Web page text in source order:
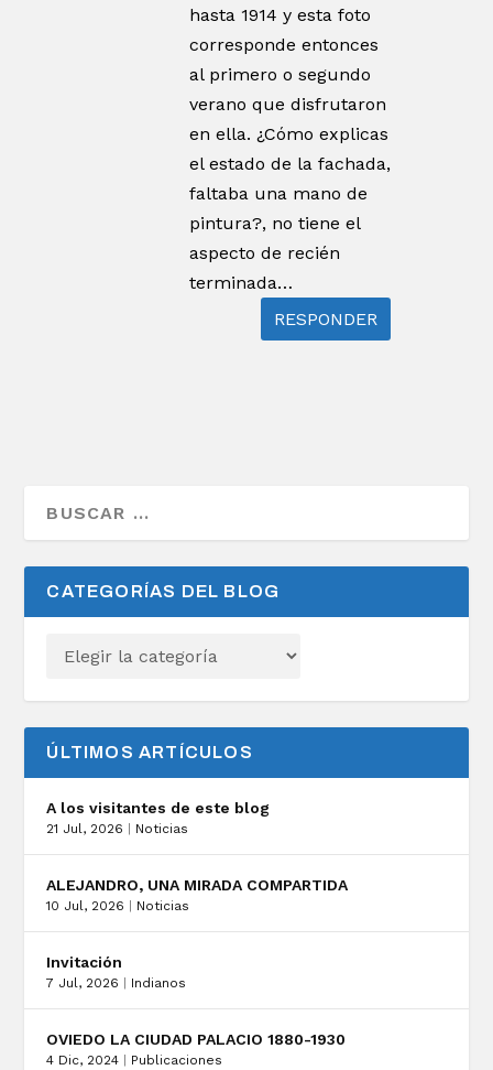
hasta 1914 y esta foto
corresponde entonces
al primero o segundo
verano que disfrutaron
en ella. ¿Cómo explicas
el estado de la fachada,
faltaba una mano de
pintura?, no tiene el
aspecto de recién
terminada…
RESPONDER
CATEGORÍAS DEL BLOG
ÚLTIMOS ARTÍCULOS
A los visitantes de este blog
21 Jul, 2026 Noticias
ALEJANDRO, UNA MIRADA COMPARTIDA
10 Jul, 2026 Noticias
Invitación
7 Jul, 2026 Indianos
OVIEDO LA CIUDAD PALACIO 1880-1930
4 Dic, 2024 Publicaciones